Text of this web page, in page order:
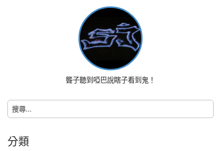
i
o
n
聾子聽到啞巴說瞎子看到鬼！
搜
尋
字:
分類